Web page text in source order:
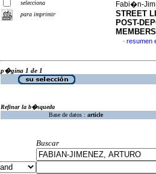
selecciona
para imprimir
Fabi�n-
STREET
POST-
MEMBERS
· resumen
p�gina 1 de 1
Refinar la b�squeda
Base de datos : article
Buscar